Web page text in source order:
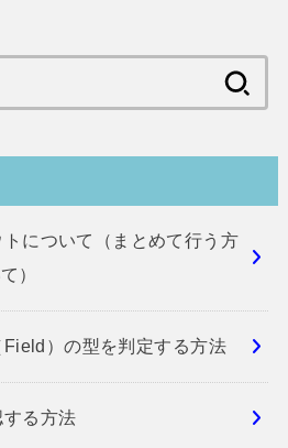
索:
トについて（まとめて行う方
）
Field）の型を判定する方法
る方法